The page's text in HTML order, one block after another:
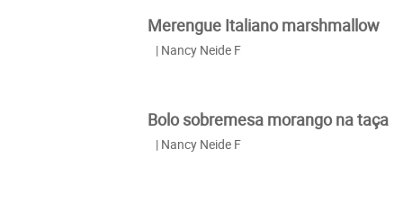
Merengue Italiano marshmallow
| Nancy Neide F
Bolo sobremesa morango na taça
| Nancy Neide F